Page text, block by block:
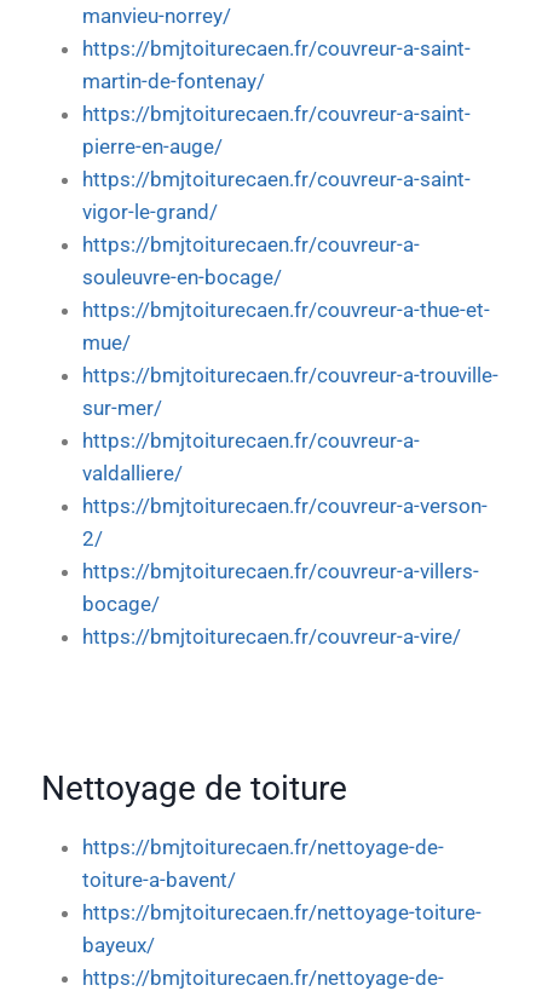
manvieu-norrey/
https://bmjtoiturecaen.fr/couvreur-a-saint-
martin-de-fontenay/
https://bmjtoiturecaen.fr/couvreur-a-saint-
pierre-en-auge/
https://bmjtoiturecaen.fr/couvreur-a-saint-
vigor-le-grand/
https://bmjtoiturecaen.fr/couvreur-a-
souleuvre-en-bocage/
https://bmjtoiturecaen.fr/couvreur-a-thue-et-
mue/
https://bmjtoiturecaen.fr/couvreur-a-trouville-
sur-mer/
https://bmjtoiturecaen.fr/couvreur-a-
valdalliere/
https://bmjtoiturecaen.fr/couvreur-a-verson-
2/
https://bmjtoiturecaen.fr/couvreur-a-villers-
bocage/
https://bmjtoiturecaen.fr/couvreur-a-vire/
Nettoyage de toiture
https://bmjtoiturecaen.fr/nettoyage-de-
toiture-a-bavent/
https://bmjtoiturecaen.fr/nettoyage-toiture-
bayeux/
https://bmjtoiturecaen.fr/nettoyage-de-